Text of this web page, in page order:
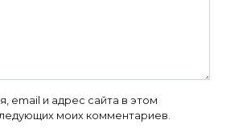
email и адрес сайта в этом
моих комментариев.